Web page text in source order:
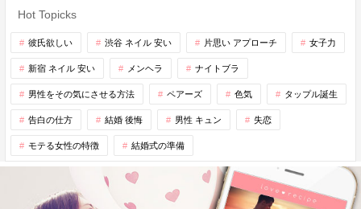
Hot Topicks
彼氏欲しい 渋谷 ネイル 安い 片思い アプローチ 女子力
新宿 ネイル 安い メンヘラ ナイトブラ
男性をその気にさせる方法 ペアーズ 色気 タップル誕生
告白の仕方 結婚 後悔 男性 キュン 失恋
モテる女性の特徴 結婚式の準備